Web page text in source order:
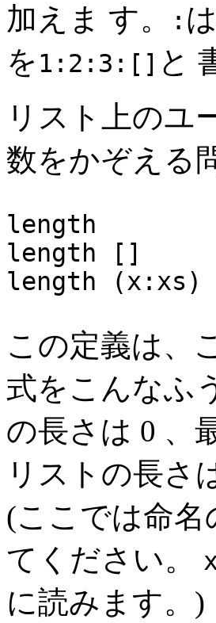
加えま す。
:
を 1:2:3:[] と
リスト上のユ
数をかぞえる
length
length
この定義は、
式をこんなふ
の長さは 0 、
リストの長さ
(ここでは命
てください。
に読みます。)